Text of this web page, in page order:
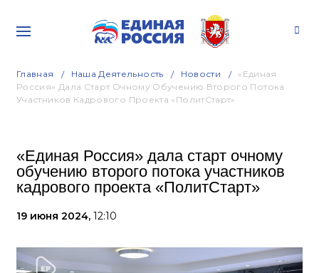
Главная Наша Деятельность Новости
«Единая
Россия» Дала Старт Очному Обучению Второго Потока
Участников Кадрового Проекта «ПолитСтарт»
«Единая Россия» дала старт очному
обучению второго потока участников
кадрового проекта «ПолитСтарт»
19 июня 2024, 12:10